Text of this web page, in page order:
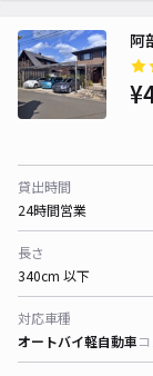
阿
貸出時間
24時間営業
長さ
340cm 以下
対応車種
オートバイ軽自動車